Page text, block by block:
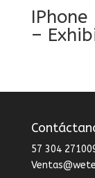
–
57 304